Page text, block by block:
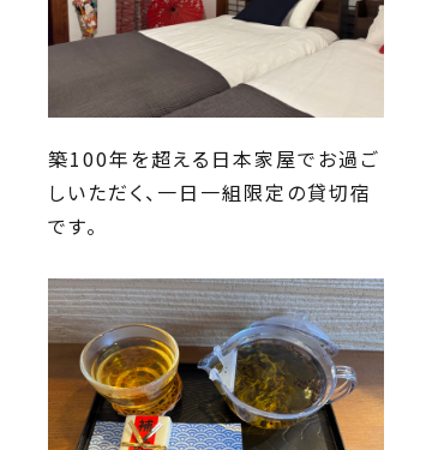
築100年を超える日本家屋でお過ご
しいただく、一日一組限定の貸切宿
です。